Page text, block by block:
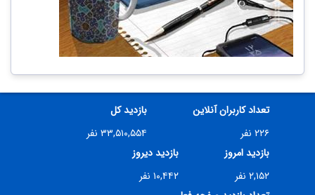
تعداد کاربران آنلاین
۲۲۶ نفر
بازدید کل
۳۳,۵۱۰,۵۵۴ نفر
بازدید امروز
۲,۱۵۲ نفر
بازدید دیروز
۱۰,۴۴۲ نفر